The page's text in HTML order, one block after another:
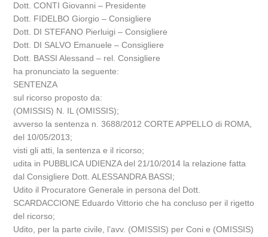
Dott. CONTI Giovanni – Presidente
Dott. FIDELBO Giorgio – Consigliere
Dott. DI STEFANO Pierluigi – Consigliere
Dott. DI SALVO Emanuele – Consigliere
Dott. BASSI Alessand – rel. Consigliere
ha pronunciato la seguente:
SENTENZA
sul ricorso proposto da:
(OMISSIS) N. IL (OMISSIS);
avverso la sentenza n. 3688/2012 CORTE APPELLO di ROMA,
del 10/05/2013;
visti gli atti, la sentenza e il ricorso;
udita in PUBBLICA UDIENZA del 21/10/2014 la relazione fatta
dal Consigliere Dott. ALESSANDRA BASSI;
Udito il Procuratore Generale in persona del Dott.
SCARDACCIONE Eduardo Vittorio che ha concluso per il rigetto
del ricorso;
Udito, per la parte civile, l’avv. (OMISSIS) per Coni e (OMISSIS)